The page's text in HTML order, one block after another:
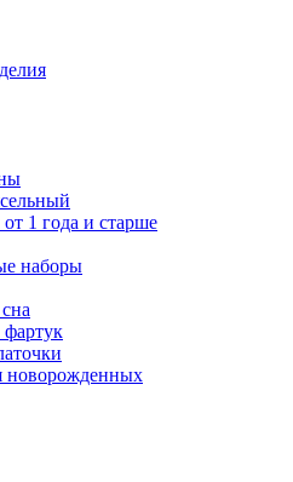
1 года и старше
наборы
новорожденных